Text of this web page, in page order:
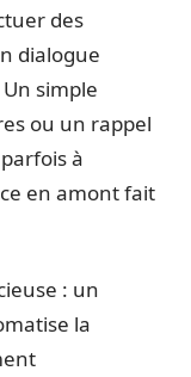
des
dialogue
simple
ou un rappel
à
en amont fait
: un
la